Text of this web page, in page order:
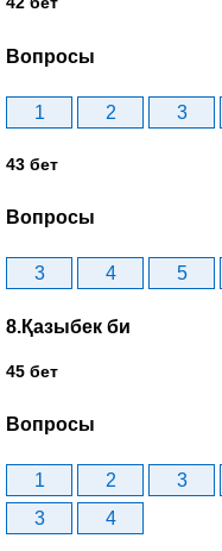
Вопросы
1 2 3
43 бет
Вопросы
3 4 5
8.Қазыбек би
45 бет
Вопросы
1 2 3
3
4